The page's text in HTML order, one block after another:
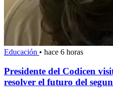
Educación • hace 6 horas
Presidente del Codicen
resolver el futuro del